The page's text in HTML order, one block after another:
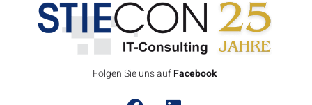
Folgen Sie uns auf Facebook